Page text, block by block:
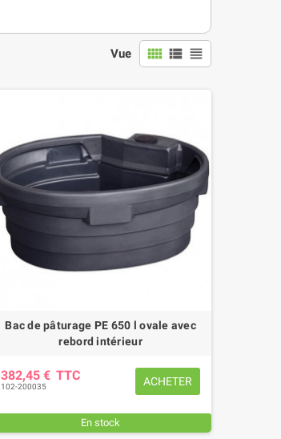
Vue view_comfy view_list view_headline
Bac de pâturage PE 650 l ovale avec
rebord intérieur
382,45 € TTC
102-200035 ACHETER
En stock